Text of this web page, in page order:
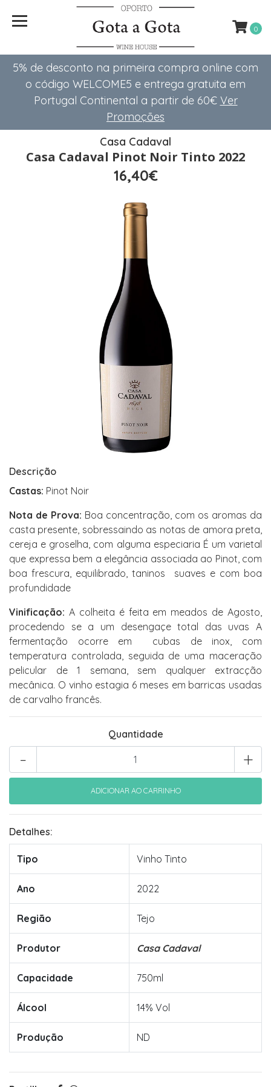
5% de desconto na primeira compra online com
o código WELCOME5 e entrega gratuita em
Portugal Continental a partir de 60€ Ver
Promoções
0
Casa Cadaval
Casa Cadaval Pinot Noir Tinto 2022
16,40€
Descrição
Castas: Pinot Noir
Nota de Prova: Boa concentração, com os aromas da
casta presente, sobressaindo as notas de amora preta,
cereja e groselha, com alguma especiaria É um varietal
que expressa bem a elegância associada ao Pinot, com
boa frescura, equilibrado, taninos suaves e com boa
profundidade
Vinificação: A colheita é feita em meados de Agosto,
procedendo se a um desengaçe total das uvas A
fermentação ocorre em cubas de inox, com
temperatura controlada, seguida de uma maceração
pelicular de 1 semana, sem qualquer extracção
mecânica. O vinho estagia 6 meses em barricas usadas
de carvalho francês.
Quantidade
+
-
Detalhes:
Tipo Vinho Tinto
Ano 2022
Região Tejo
Produtor Casa Cadaval
Capacidade 750ml
Álcool 14% Vol
Produção ND